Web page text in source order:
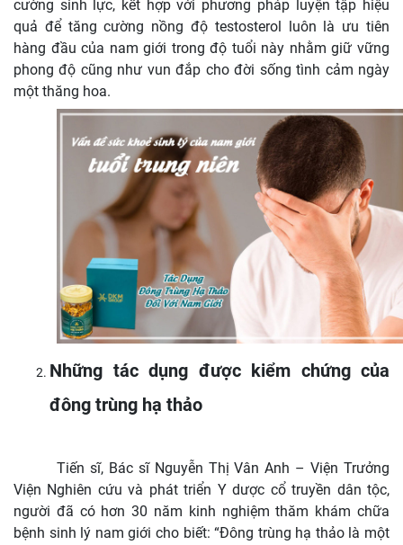
cường sinh lực, kết hợp với phương pháp luyện tập hiệu
quả để tăng cường nồng độ testosterol luôn là ưu tiên
hàng đầu của nam giới trong độ tuổi này nhằm giữ vững
phong độ cũng như vun đắp cho đời sống tình cảm ngày
một thăng hoa.
Những tác dụng được kiểm chứng của
đông trùng hạ thảo
Tiến sĩ, Bác sĩ Nguyễn Thị Vân Anh – Viện Trưởng
Viện Nghiên cứu và phát triển Y dược cổ truyền dân tộc,
người đã có hơn 30 năm kinh nghiệm thăm khám chữa
bệnh sinh lý nam giới cho biết: “Đông trùng hạ thảo là một